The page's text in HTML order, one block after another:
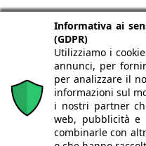
Saint-Gobain
Italia
Gyproc
Italia
Informativa ai
(GDPR)
Utilizziamo i
annunci, per
per analizzare il
informazioni sul
i nostri partner
web, pubblicità e
combinarle con